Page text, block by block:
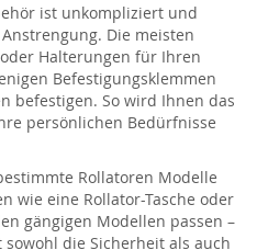
ist unkompliziert und
Die meisten
Halterungen für Ihren
Befestigungsklemmen
befestigen. So wird Ihnen das
persönlichen Bedürfnisse
Rollatoren Modelle
wie eine Rollator-Tasche oder
gängigen Modellen passen –
die Sicherheit als auch